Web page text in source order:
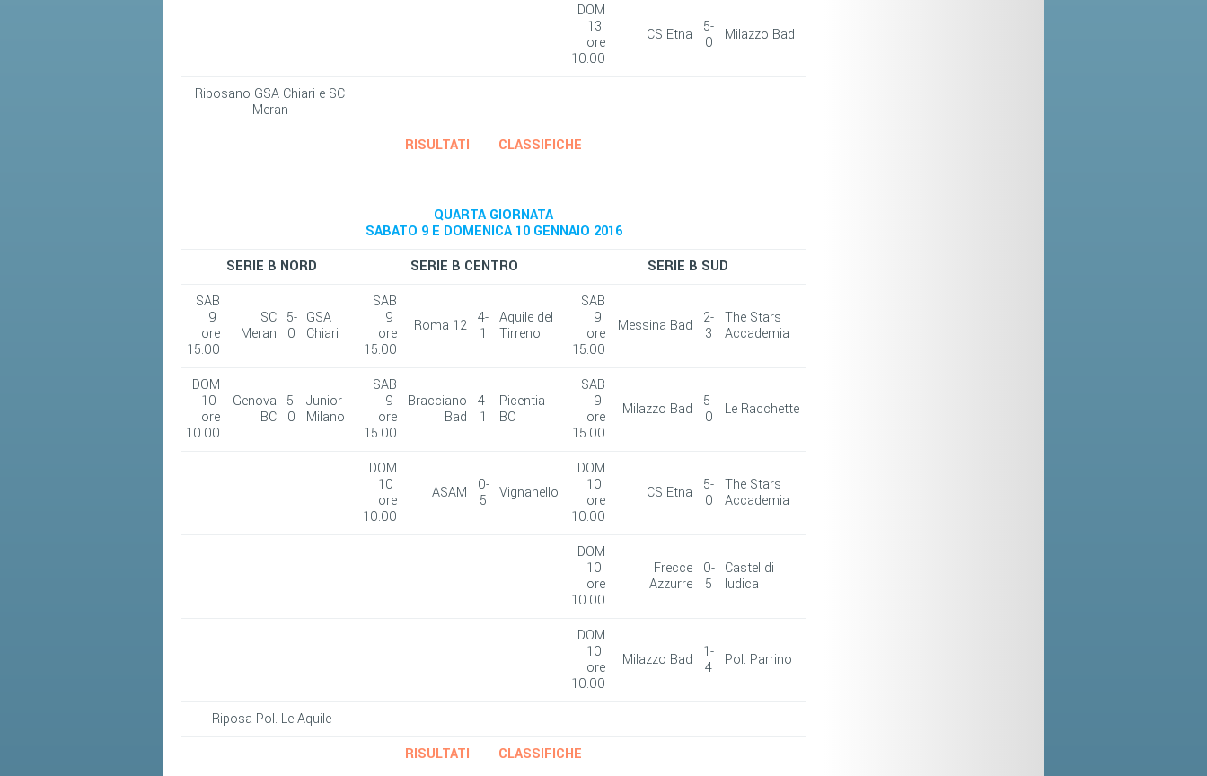
DOM
13
ore
10.00
CS Etna
5-
0
Milazzo Bad
Riposano GSA Chiari e SC
Meran
RISULTATI
CLASSIFICHE
QUARTA GIORNATA
SABATO 9 E DOMENICA 10 GENNAIO 2016
SERIE B NORD
SERIE B CENTRO
SERIE B SUD
SAB
9
ore
15.00
SC
Meran
5-
0
GSA
Chiari
SAB
9
ore
15.00
Roma 12 4-
1
Aquile del
Tirreno
SAB
9
ore
15.00
Messina Bad
2-
3
The Stars
Accademia
DOM
10
ore
10.00
Genova
BC
5-
0
Junior
Milano
SAB
9
ore
15.00
Bracciano
Bad
4-
1
Picentia
BC
SAB
9
ore
15.00
Milazzo Bad
5-
0
Le Racchette
DOM
10
ore
10.00
ASAM
0-
5
Vignanello
DOM
10
ore
10.00
CS Etna
5-
0
The Stars
Accademia
DOM
10
ore
10.00
Frecce
Azzurre
0-
5
Castel di
Iudica
DOM
10
ore
10.00
Milazzo Bad
1-
4
Pol. Parrino
Riposa Pol. Le Aquile
RISULTATI
CLASSIFICHE